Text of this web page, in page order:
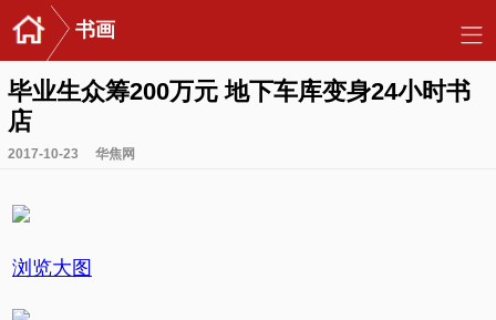
书画
毕业生众筹200万元 地下车库变身24小时书
店
2017-10-23 华焦网
浏览大图